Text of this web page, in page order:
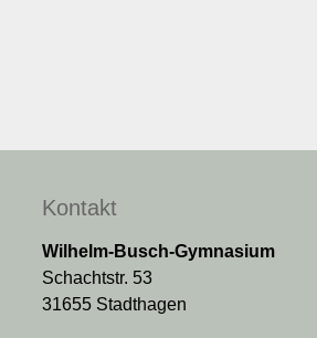
Kontakt
Wilhelm-Busch-Gymnasium
Schachtstr. 53
31655 Stadthagen